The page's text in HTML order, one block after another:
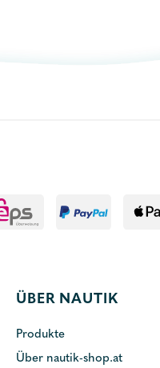
ÜBER NAUTIK
Produkte
Über nautik-shop.at